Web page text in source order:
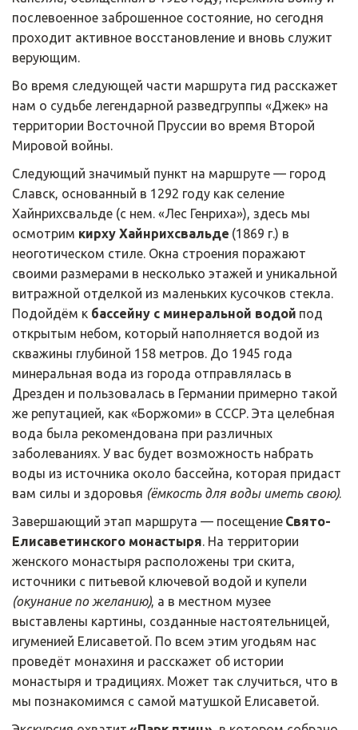
послевоенное заброшенное состояние, но сегодня
проходит активное восстановление и вновь служит
верующим.
Во время следующей части маршрута гид расскажет
нам о судьбе легендарной разведгруппы «Джек» на
территории Восточной Пруссии во время Второй
Мировой войны.
Следующий значимый пункт на маршруте — город
Славск, основанный в 1292 году как селение
Хайнрихсвальде (с нем. «Лес Генриха»), здесь мы
осмотрим кирху Хайнрихсвальде (1869 г.) в
неоготическом стиле. Окна строения поражают
своими размерами в несколько этажей и уникальной
витражной отделкой из маленьких кусочков стекла.
Подойдём к бассейну с минеральной водой под
открытым небом, который наполняется водой из
скважины глубиной 158 метров. До 1945 года
минеральная вода из города отправлялась в
Дрезден и пользовалась в Германии примерно такой
же репутацией, как «Боржоми» в СССР. Эта целебная
вода была рекомендована при различных
заболеваниях. У вас будет возможность набрать
воды из источника около бассейна, которая придаст
вам силы и здоровья (ёмкость для воды иметь свою).
Завершающий этап маршрута — посещение Свято-
Елисаветинского монастыря. На территории
женского монастыря расположены три скита,
(окунание по желанию), а в местном музее
выставлены картины, созданные настоятельницей,
игуменией Елисаветой. По всем этим угодьям нас
проведёт монахиня и расскажет об истории
монастыря и традициях. Может так случиться, что в
мы познакомимся с самой матушкой Елисаветой.